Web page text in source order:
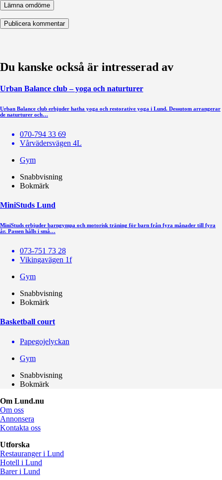
Lämna omdöme
Du kanske också är intresserad av
Urban Balance club – yoga och naturturer
Urban Balance club erbjuder hatha yoga och restorative yoga i Lund. Dessutom arrangerar
de naturturer och…
070-794 33 69
Vårvädersvägen 4L
Gym
Snabbvisning
Bokmärk
MiniStuds Lund
MiniStuds erbjuder barngympa och motorisk träning för barn från fyra månader till fyra
år. Passen hålls i små…
073-751 73 28
Vikingavägen 1f
Gym
Snabbvisning
Bokmärk
Basketball court
Papegojelyckan
Gym
Snabbvisning
Bokmärk
Om Lund.nu
Om oss
Annonsera
Kontakta oss
Utforska
Restauranger i Lund
Hotell i Lund
Barer i Lund